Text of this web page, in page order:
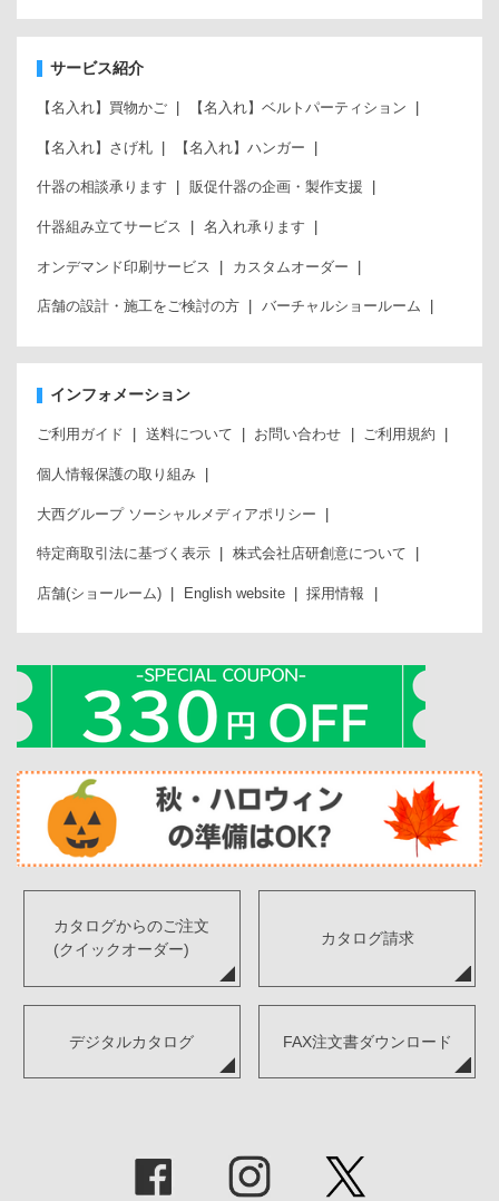
サービス紹介
【名入れ】買物かご 【名入れ】ベルトパーティション
【名入れ】さげ札 【名入れ】ハンガー
什器の相談承ります 販促什器の企画・製作支援
什器組み立てサービス 名入れ承ります
オンデマンド印刷サービス カスタムオーダー
店舗の設計・施工をご検討の方 バーチャルショールーム
インフォメーション
ご利用ガイド 送料について お問い合わせ ご利用規約
個人情報保護の取り組み
大西グループ ソーシャルメディアポリシー
特定商取引法に基づく表示 株式会社店研創意について
店舗(ショールーム) English website 採用情報
カタログからのご注文
(クイックオーダー)
カタログ請求
デジタルカタログ FAX注文書ダウンロード